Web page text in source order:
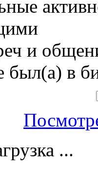
и
был(а) в
...